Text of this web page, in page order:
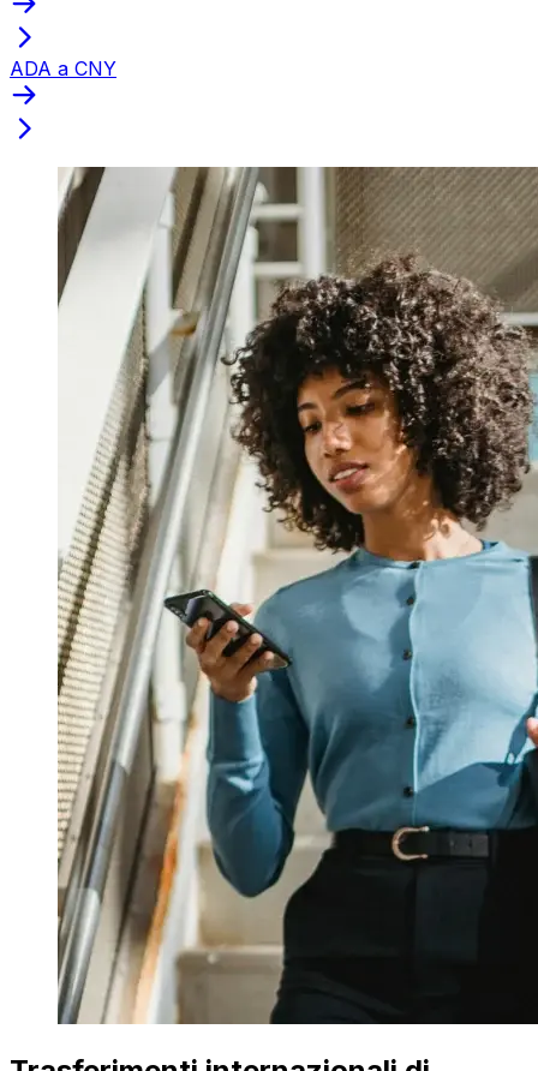
ADA a CNY